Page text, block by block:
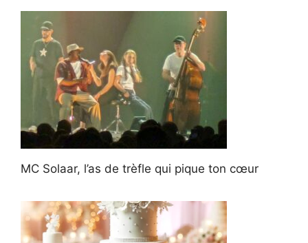
MC Solaar, l’as de trèfle qui pique ton cœur